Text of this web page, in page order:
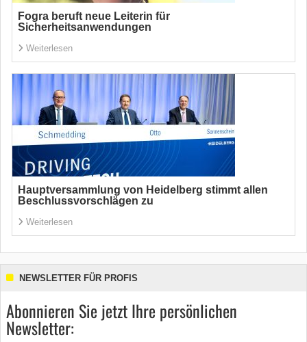
Fogra beruft neue Leiterin für
Sicherheitsanwendungen
Weiterlesen
Hauptversammlung von Heidelberg stimmt allen
Beschlussvorschlägen zu
Weiterlesen
NEWSLETTER FÜR PROFIS
Abonnieren Sie jetzt Ihre persönlichen
Newsletter: